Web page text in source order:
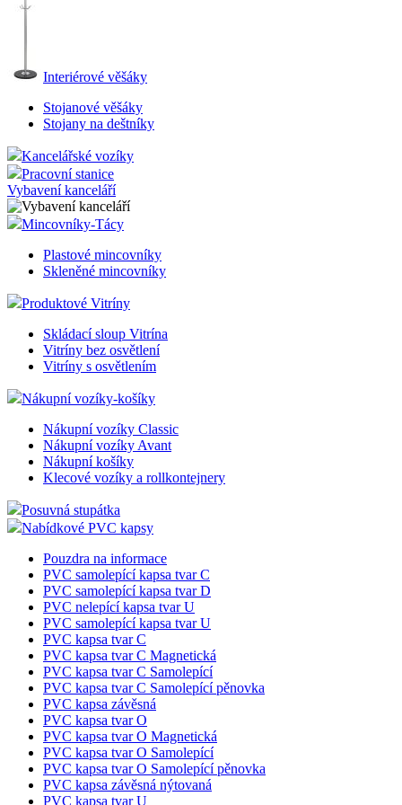
Interiérové věšáky
Stojanové věšáky
Stojany na deštníky
Kancelářské vozíky
Pracovní stanice
Vybavení kanceláří
Mincovníky-Tácy
Plastové mincovníky
Skleněné mincovníky
Produktové Vitríny
Skládací sloup Vitrína
Vitríny bez osvětlení
Vitríny s osvětlením
Nákupní vozíky-košíky
Nákupní vozíky Classic
Nákupní vozíky Avant
Nákupní košíky
Klecové vozíky a rollkontejnery
Posuvná stupátka
Nabídkové PVC kapsy
Pouzdra na informace
PVC samolepící kapsa tvar C
PVC samolepící kapsa tvar D
PVC nelepící kapsa tvar U
PVC samolepící kapsa tvar U
PVC kapsa tvar C
PVC kapsa tvar C Magnetická
PVC kapsa tvar C Samolepící
PVC kapsa tvar C Samolepící pěnovka
PVC kapsa závěsná
PVC kapsa tvar O
PVC kapsa tvar O Magnetická
PVC kapsa tvar O Samolepící
PVC kapsa tvar O Samolepící pěnovka
PVC kapsa závěsná nýtovaná
PVC kapsa tvar U